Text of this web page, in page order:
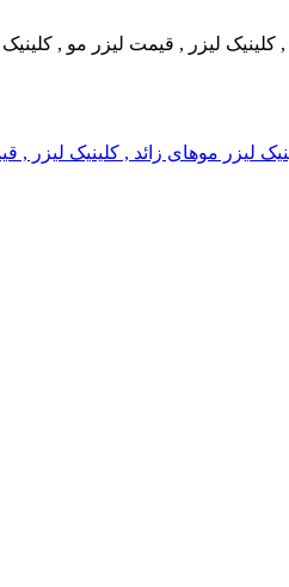
, کلینیک لیزر , قیمت لیزر مو ,
لیزر موهای زائد , کلینیک